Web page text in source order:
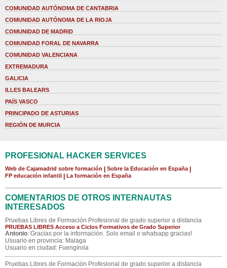
COMUNIDAD AUTÓNOMA DE CANTABRIA
COMUNIDAD AUTÓNOMA DE LA RIOJA
COMUNIDAD DE MADRID
COMUNIDAD FORAL DE NAVARRA
COMUNIDAD VALENCIANA
EXTREMADURA
GALICIA
ILLES BALEARS
PAÍS VASCO
PRINCIPADO DE ASTURIAS
REGIÓN DE MURCIA
PROFESIONAL HACKER SERVICES
Web de Cajamadrid sobre formación Sobre la Educación en España
FP educación infantil La formación en España
COMENTARIOS DE OTROS INTERNAUTAS
INTERESADOS
Pruebas Libres de Formación Profesional de grado superior a distancia
PRUEBAS LIBRES Acceso a Ciclos Formativos de Grado Superior
Antonio: Gracias por la información. Solo email o whatsapp gracias!
Usuario en provincia: Malaga
Usuario en ciudad: Fuengirola
Pruebas Libres de Formación Profesional de grado superior a distancia